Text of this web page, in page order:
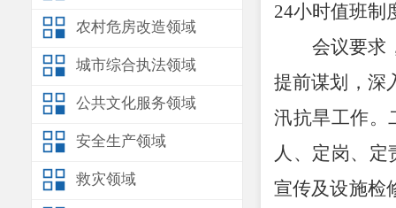
农村危房改造领域
城市综合执法领域
公共文化服务领域
安全生产领域
救灾领域
24小时值班制
会议要求
提前谋划，深
汛抗旱工作。
人、定岗、定
宣传及设施检